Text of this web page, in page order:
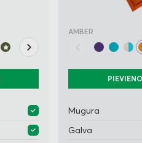
AMBER
Mugura
Galva